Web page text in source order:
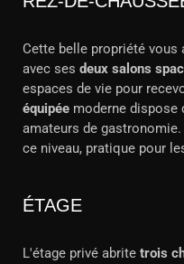
Cette belle propriété vous
avec ses deux salons
espaces de vie pour
équipée moderne dispose
amateurs de gastronomie.
ce niveau, pratique pour
ÉTAGE
L'étage privé abrite trois